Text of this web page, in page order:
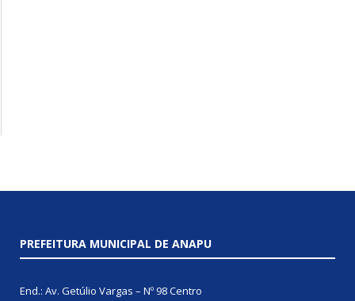
PREFEITURA MUNICIPAL DE ANAPU
End.: Av. Getúlio Vargas – Nº 98 Centro